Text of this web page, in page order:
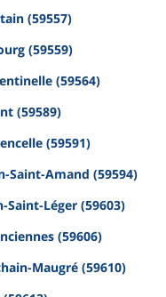
(59557)
(59559)
(59564)
(59589)
(59591)
Saint-Amand (59594)
Saint-Léger (59603)
(59606)
Maugré (59610)